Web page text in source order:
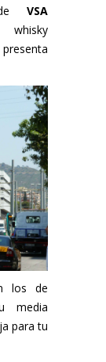
VSA
los de
media
para tu